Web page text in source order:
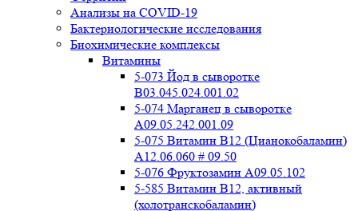
Анализы на COVID-19
Бактериологические исследования
Биохимические комплексы
Витамины
5-073 Йод в сыворотке
B03.045.024.001.02
5-074 Марганец в сыворотке
A09.05.242.001.09
5-075 Витамин В12 (Цианокобаламин)
A12.06.060 # 09.50
5-076 Фруктозамин A09.05.102
5-585 Витамин B12, активный
(холотранскобаламин)